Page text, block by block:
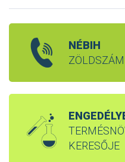
NÉBIH
ZÖLDSZÁM
KERESŐJE